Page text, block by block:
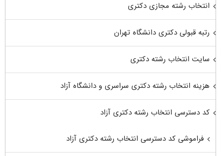
انتخاب رشته مجازی دکتری
رتبه قبولی دکتری دانشگاه تهران
سایت انتخاب رشته دکتری
هزینه انتخاب رشته دکتری سراسری و دانشگاه آزاد
کد دسترسی انتخاب رشته دکتری آزاد
فراموشی کد دسترسی انتخاب رشته دکتری آزاد